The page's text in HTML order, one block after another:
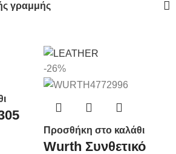
γραμμής
-26%
Προσθήκη στο καλάθι
Wurth Συνθετικό